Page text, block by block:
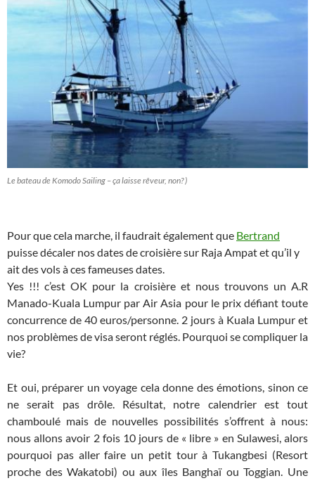
Le bateau de Komodo Sailing – ça laisse rêveur, non? )
Pour que cela marche, il faudrait également que Bertrand
puisse décaler nos dates de croisière sur Raja Ampat et qu’il y
ait des vols à ces fameuses dates.
Yes !!! c’est OK pour la croisière et nous trouvons un A.R
Manado-Kuala Lumpur par Air Asia pour le prix défiant toute
concurrence de 40 euros/personne. 2 jours à Kuala Lumpur et
nos problèmes de visa seront réglés. Pourquoi se compliquer la
vie?
Et oui, préparer un voyage cela donne des émotions, sinon ce
ne serait pas drôle. Résultat, notre calendrier est tout
chamboulé mais de nouvelles possibilités s’offrent à nous:
nous allons avoir 2 fois 10 jours de « libre » en Sulawesi, alors
pourquoi pas aller faire un petit tour à Tukangbesi (Resort
proche des Wakatobi) ou aux îles Banghaï ou Toggian. Une